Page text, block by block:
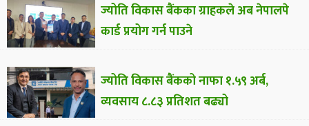
ज्योति विकास बैंकका ग्राहकले अब नेपालपे
कार्ड प्रयोग गर्न पाउने
ज्योति विकास बैंकको नाफा १.५९ अर्ब,
व्यवसाय ८.८३ प्रतिशत बढ्यो